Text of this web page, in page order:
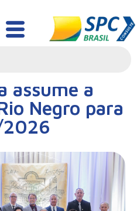
assume a
Negro para